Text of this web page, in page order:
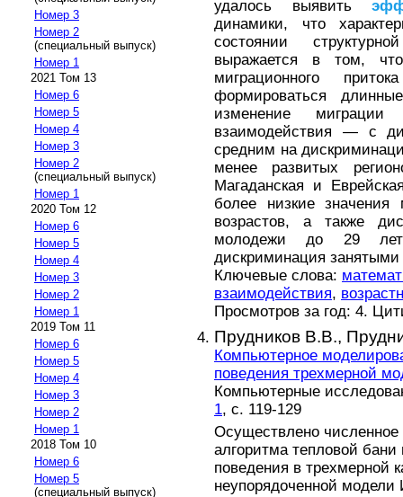
Номер 3
Номер 2
(специальный выпуск)
Номер 1
2021 Том 13
Номер 6
Номер 5
Номер 4
Номер 3
Номер 2
(специальный выпуск)
Номер 1
2020 Том 12
Номер 6
Номер 5
Номер 4
Номер 3
Номер 2
Номер 1
2019 Том 11
Номер 6
Номер 5
Номер 4
Номер 3
Номер 2
Номер 1
2018 Том 10
Номер 6
Номер 5
(специальный выпуск)
удалось выявить
динамики, что
состоянии
выражается в том,
миграционного
формироваться
изменение миграции
взаимодействия — с
средним на
менее развитых
Магаданская и
более низкие значения
возрастов, а также
молодежи до 29
дискриминация занятыми
Ключевые слова:
взаимодействия,
Просмотров за год: 4.
Прудников В.В.,
Компьютерное
поведения трехмерной
Компьютерные
1, с. 119-129
Осуществлено
алгоритма тепловой бани
поведения в трехмерной
неупорядоченной модели